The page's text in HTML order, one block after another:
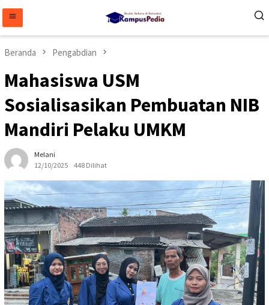
konten
Beranda Pengabdian
Mahasiswa USM
Sosialisasikan Pembuatan NIB
Mandiri Pelaku UMKM
Melani
12/10/2025
448 Dilihat